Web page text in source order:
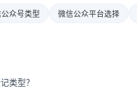
众号类型 微信公众平台选择
类型？